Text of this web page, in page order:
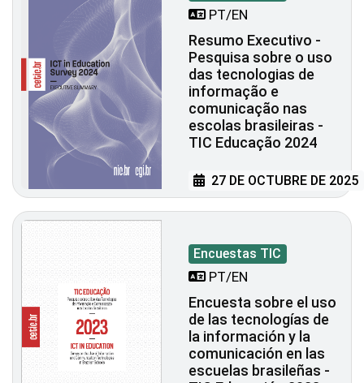
PT/EN
Resumo Executivo -
Pesquisa sobre o uso
das tecnologias de
informação e
comunicação nas
escolas brasileiras -
TIC Educação 2024
27 DE OCTUBRE DE 2025
Encuestas TIC
PT/EN
Encuesta sobre el uso
de las tecnologías de
la información y la
comunicación en las
escuelas brasileñas -